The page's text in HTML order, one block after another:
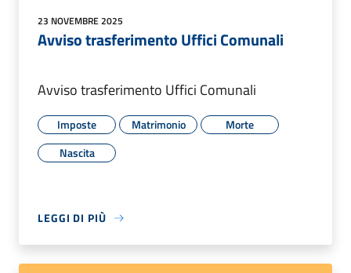
23 NOVEMBRE 2025
Avviso trasferimento Uffici Comunali
Avviso trasferimento Uffici Comunali
Imposte Matrimonio
Morte
Nascita
LEGGI DI PIÙ